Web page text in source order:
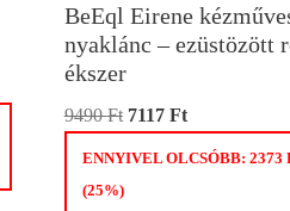
BeEql Eirene
nyaklánc – ezüstözött
ékszer
9490Ft 7117 Ft
ENNYIVEL OLCSÓBB: 2373
(25%)